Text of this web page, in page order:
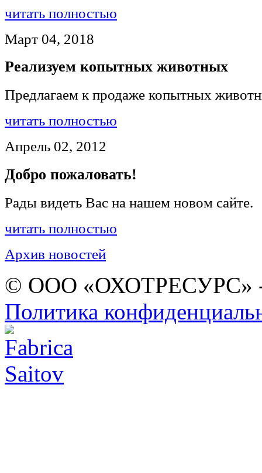
читать полностью
Март 04, 2018
Реализуем копытных животных
Предлагаем к продаже копытных
читать полностью
Апрель 02, 2012
Добро пожаловать!
Рады видеть Вас на нашем новом сайте.
читать полностью
Архив новостей
© ООО «ОХОТРЕСУРС»
Политика